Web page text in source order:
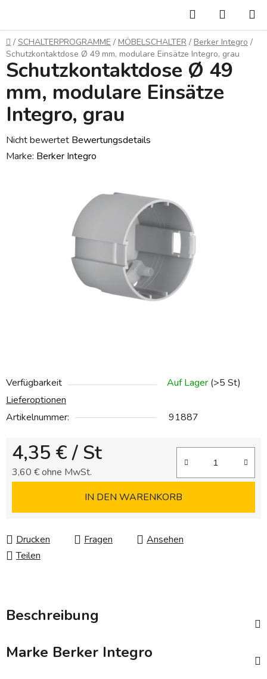
springen
Suchen
Startseite
/ SCHALTERPROGRAMME / MÖBELSCHALTER / Berker Integro /
Schutzkontaktdose Ø 49 mm, modulare Einsätze Integro, grau
Verfügbarkeit Auf Lager (>5 St)
Lieferoptionen
Artikelnummer:
91887
4,35 €/ St
3,60 € ohne MwSt.
IN DEN WARENKORB
Drucken Fragen
Ansehen
Teilen
Schutzkontaktdose Ø 49
mm, modulare Einsätze
Integro, grau
Die
durchschnittliche
Nicht bewertet Bewertungsdetails
Marke: Berker Integro
Beschreibung
Marke Berker Integro